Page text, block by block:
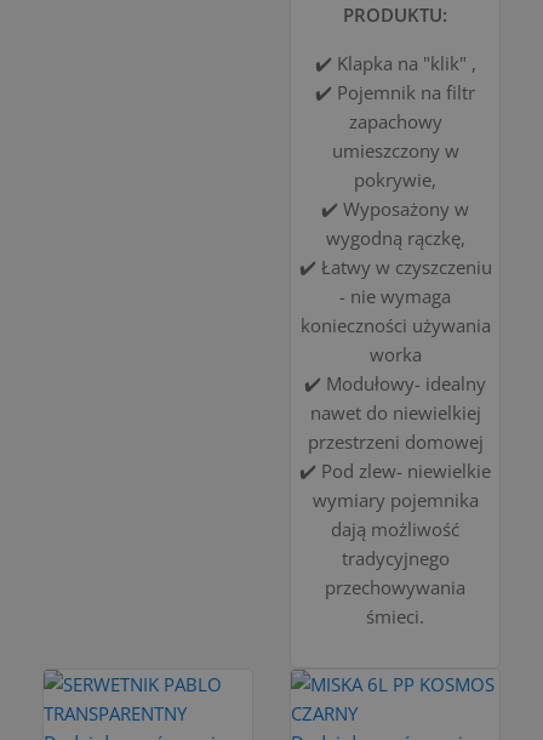
PRODUKTU:
✔️ Klapka na "klik" ,
✔️ Pojemnik na filtr
zapachowy
umieszczony w
pokrywie,
✔️ Wyposażony w
wygodną rączkę,
✔️ Łatwy w czyszczeniu
- nie wymaga
konieczności używania
worka
✔️ Modułowy- idealny
nawet do niewielkiej
przestrzeni domowej
✔️ Pod zlew- niewielkie
wymiary pojemnika
dają możliwość
tradycyjnego
przechowywania
śmieci.